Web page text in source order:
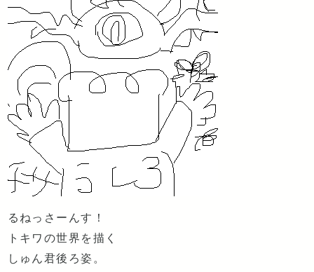
るねっさーんす！
トキワの世界を描く
しゅん君後ろ姿。